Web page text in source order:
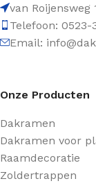
van Roijensweg
Telefoon: 0523-
Email:
Onze Producten
Dakramen
Dakramen voor
Raamdecoratie
Zoldertrappen